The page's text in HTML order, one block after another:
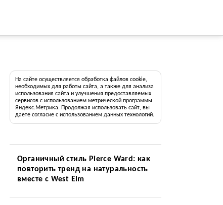
На сайте осуществляется обработка файлов cookie,
необходимых для работы сайта, а также для анализа
использования сайта и улучшения предоставляемых
сервисов с использованием метрической программы
Яндекс.Метрика. Продолжая использовать сайт, вы
даете согласие с использованием данных технологий.
Органичный стиль Pierce Ward: как
повторить тренд на натуральность
вместе с West Elm